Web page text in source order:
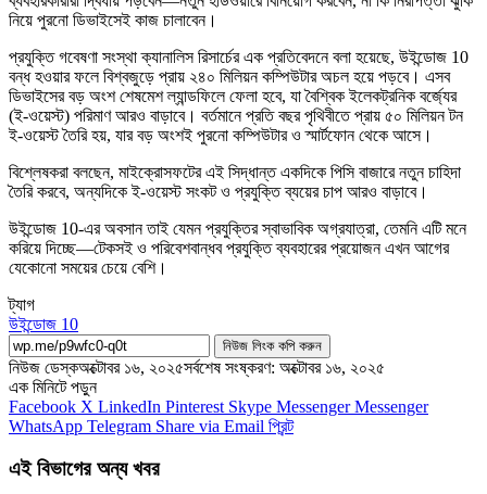
নিয়ে পুরনো ডিভাইসেই কাজ চালাবেন।
প্রযুক্তি গবেষণা সংস্থা ক্যানালিস রিসার্চের এক প্রতিবেদনে বলা হয়েছে, উইন্ডোজ 10
বন্ধ হওয়ার ফলে বিশ্বজুড়ে প্রায় ২৪০ মিলিয়ন কম্পিউটার অচল হয়ে পড়বে। এসব
ডিভাইসের বড় অংশ শেষমেশ ল্যান্ডফিলে ফেলা হবে, যা বৈশ্বিক ইলেকট্রনিক বর্জ্যের
(ই-ওয়েস্ট) পরিমাণ আরও বাড়াবে। বর্তমানে প্রতি বছর পৃথিবীতে প্রায় ৫০ মিলিয়ন টন
ই-ওয়েস্ট তৈরি হয়, যার বড় অংশই পুরনো কম্পিউটার ও স্মার্টফোন থেকে আসে।
বিশ্লেষকরা বলছেন, মাইক্রোসফটের এই সিদ্ধান্ত একদিকে পিসি বাজারে নতুন চাহিদা
তৈরি করবে, অন্যদিকে ই-ওয়েস্ট সংকট ও প্রযুক্তি ব্যয়ের চাপ আরও বাড়াবে।
উইন্ডোজ 10-এর অবসান তাই যেমন প্রযুক্তির স্বাভাবিক অগ্রযাত্রা, তেমনি এটি মনে
করিয়ে দিচ্ছে—টেকসই ও পরিবেশবান্ধব প্রযুক্তি ব্যবহারের প্রয়োজন এখন আগের
যেকোনো সময়ের চেয়ে বেশি।
ট্যাগ
উইন্ডোজ 10
নিউজ লিংক কপি করুন
নিউজ ডেস্কঅক্টোবর ১৬, ২০২৫সর্বশেষ সংষ্করণ: অক্টোবর ১৬, ২০২৫
এক মিনিটে পড়ুন
Facebook X LinkedIn Pinterest Skype Messenger Messenger
WhatsApp Telegram Share via Email প্রিন্ট
এই বিভাগের অন্য খবর